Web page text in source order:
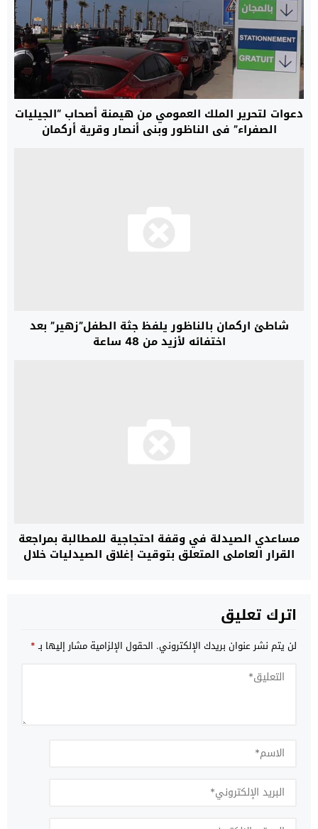
دعوات لتحرير الملك العمومي من هيمنة أصحاب “الجيليات
الصفراء” في الناظور وبني أنصار وقرية أركمان
شاطئ اركمان بالناظور يلفظ جثة الطفل”زهير” بعد
اختفائه لأزيد من 48 ساعة
مساعدي الصيدلة في وقفة احتجاجية للمطالبة بمراجعة
القرار العاملي المتعلق بتوقيت إغلاق الصيدليات خلال
اترك تعليق
لن يتم نشر عنوان بريدك الإلكتروني. الحقول الإلزامية مشار إليها بـ*